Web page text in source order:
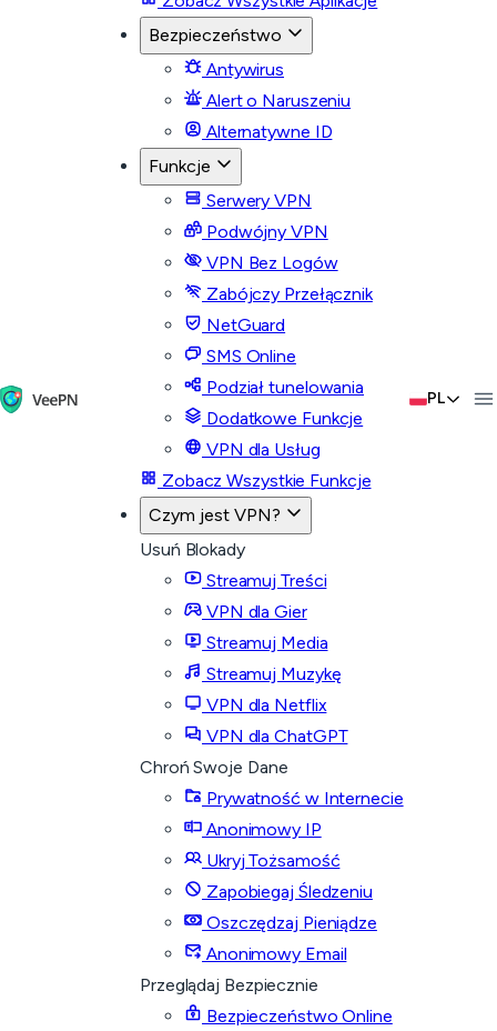
Bezpieczeństwo
Antywirus
Alert o Naruszeniu
Alternatywne ID
Funkcje
Serwery VPN
Podwójny VPN
VPN Bez Logów
Zabójczy Przełącznik
NetGuard
SMS Online
Podział tunelowania
Dodatkowe Funkcje
VPN dla Usług
Zobacz Wszystkie Funkcje
Czym jest VPN?
Usuń Blokady
Streamuj Treści
VPN dla Gier
Streamuj Media
Streamuj Muzykę
VPN dla Netflix
VPN dla ChatGPT
Chroń Swoje Dane
Prywatność w Internecie
Anonimowy IP
Ukryj Tożsamość
Zapobiegaj Śledzeniu
Oszczędzaj Pieniądze
Anonimowy Email
Przeglądaj Bezpiecznie
Bezpieczeństwo Online
PL